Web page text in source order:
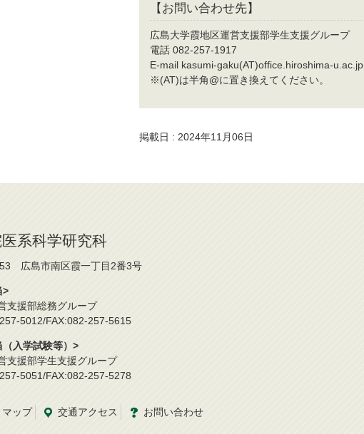
【お問い合わせ先】
広島大学霞地区運営支援部学生支援グループ
電話 082-257-1917
E-mail kasumi-gaku(AT)office.hiroshima-u.ac.jp
※(AT)は半角@に置き換えてください。
掲載日 : 2024年11月06日
系科学研究科
広島市南区霞一丁目2番3号
>
支援部総務グループ
5012/FAX:082-257-5615
（入学試験等）>
支援部学生支援グループ
5051/FAX:082-257-5278
ップ 交通アクセス お問い合わせ